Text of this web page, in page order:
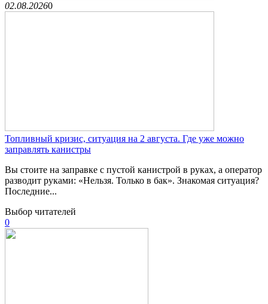
02.08.20260
Топливный кризис, ситуация на 2 августа. Где уже можно
заправлять канистры
Вы стоите на заправке с пустой канистрой в руках, а оператор
разводит руками: «Нельзя. Только в бак». Знакомая ситуация?
Последние...
Выбор читателей
0